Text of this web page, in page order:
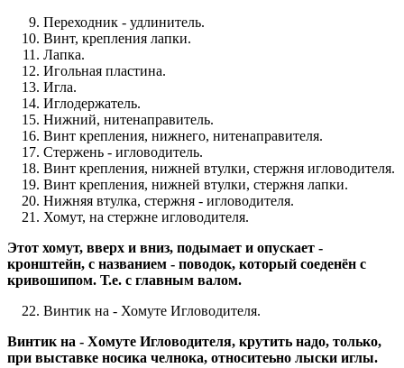
Переходник - удлинитель.
Винт, крепления лапки.
Лапка.
Игольная пластина.
Игла.
Иглодержатель.
Нижний, нитенаправитель.
Винт крепления, нижнего, нитенаправителя.
Стержень - игловодитель.
Винт крепления, нижней втулки, стержня игловодителя.
Винт крепления, нижней втулки, стержня лапки.
Нижняя втулка, стержня - игловодителя.
Хомут, на стержне игловодителя.
Этот хомут, вверх и вниз, подымает и опускает -
кронштейн, с названием - поводок, который соеденён с
кривошипом. Т.е. с главным валом.
Винтик на - Хомуте Игловодителя.
Винтик на - Хомуте Игловодителя, крутить надо, только,
при выставке носика челнока, относитеьно лыски иглы.